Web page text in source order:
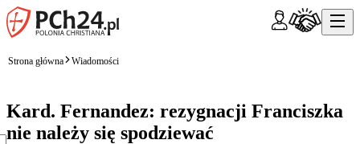
Strona główna Wiadomości
Kard. Fernandez: rezygnacji Franciszka
nie należy się spodziewać